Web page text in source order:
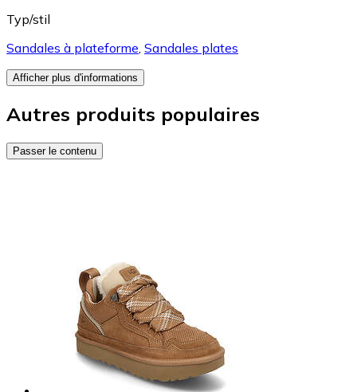
Typ/stil
Sandales à plateforme, Sandales plates
Afficher plus d'informations
Autres produits populaires
Passer le contenu